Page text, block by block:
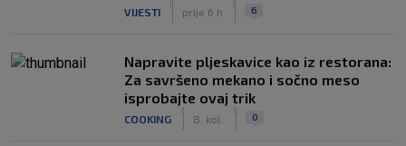
VIJESTI prije 6 h 6
Napravite pljeskavice kao iz restorana:
Za savršeno mekano i sočno meso
isprobajte ovaj trik
COOKING 8. kol. 0